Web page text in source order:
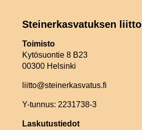
Steinerkasvatuksen liitto
Toimisto
Kytösuontie 8 B23
00300 Helsinki
liitto@steinerkasvatus.fi
Y-tunnus: 2231738-3
Laskutustiedot